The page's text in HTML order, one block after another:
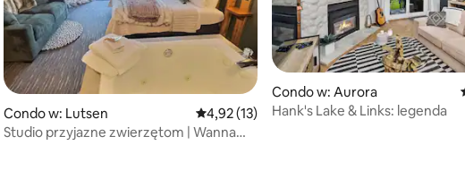
4,89 na 5, liczba recenzji: 104
Condo w: Lutsen Średnia ocena: 4,92 na 5, liczba recenzji: 13
4,92 (13)
Studio przyjazne zwierzętom | Wanna
Condo w: Aurora
Hank's Lake & Links: legenda